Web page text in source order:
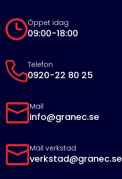
Öppet idag
09:00-18:00
Telefon
0920-22 80 25
Mail
info@granec.se
Mail verkstad
verkstad@granec.se